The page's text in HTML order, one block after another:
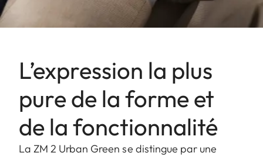
L’expression la plus
pure de la forme et
de la fonctionnalité
La ZM 2 Urban Green se distingue par une